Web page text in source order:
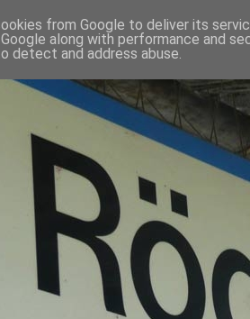
from Google to deliver its
along with performance and
detect and address abuse.